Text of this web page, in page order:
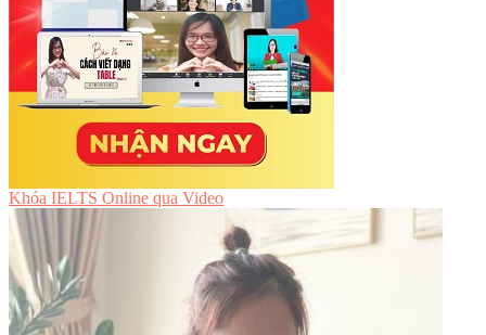
Khóa IELTS Online qua Video